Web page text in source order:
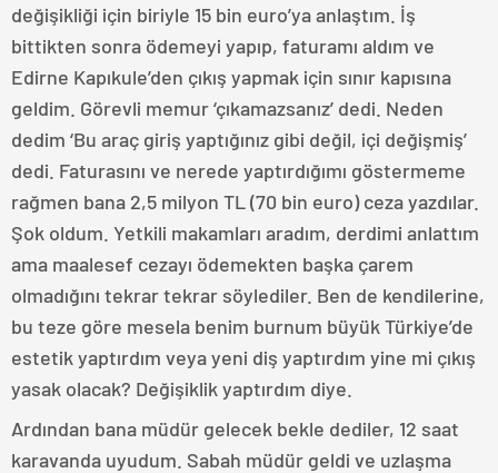
değişikliği için biriyle 15 bin euro’ya anlaştım. İş
bittikten sonra ödemeyi yapıp, faturamı aldım ve
Edirne Kapıkule’den çıkış yapmak için sınır kapısına
geldim. Görevli memur ‘çıkamazsanız’ dedi. Neden
dedim ‘Bu araç giriş yaptığınız gibi değil, içi değişmiş’
dedi. Faturasını ve nerede yaptırdığımı göstermeme
rağmen bana 2,5 milyon TL (70 bin euro) ceza yazdılar.
Şok oldum. Yetkili makamları aradım, derdimi anlattım
ama maalesef cezayı ödemekten başka çarem
olmadığını tekrar tekrar söylediler. Ben de kendilerine,
bu teze göre mesela benim burnum büyük Türkiye’de
estetik yaptırdım veya yeni diş yaptırdım yine mi çıkış
yasak olacak? Değişiklik yaptırdım diye.
Ardından bana müdür gelecek bekle dediler, 12 saat
karavanda uyudum. Sabah müdür geldi ve uzlaşma